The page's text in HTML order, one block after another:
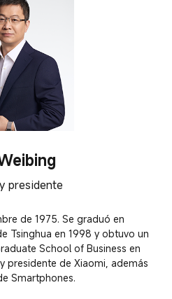
presidente
de 1975. Se graduó en
Tsinghua en 1998 y obtuvo un
School of Business en
presidente de Xiaomi, además
Smartphones.